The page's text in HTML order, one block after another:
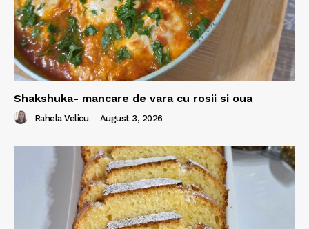
Shakshuka- mancare de vara cu rosii si oua
Rahela Velicu - August 3, 2026